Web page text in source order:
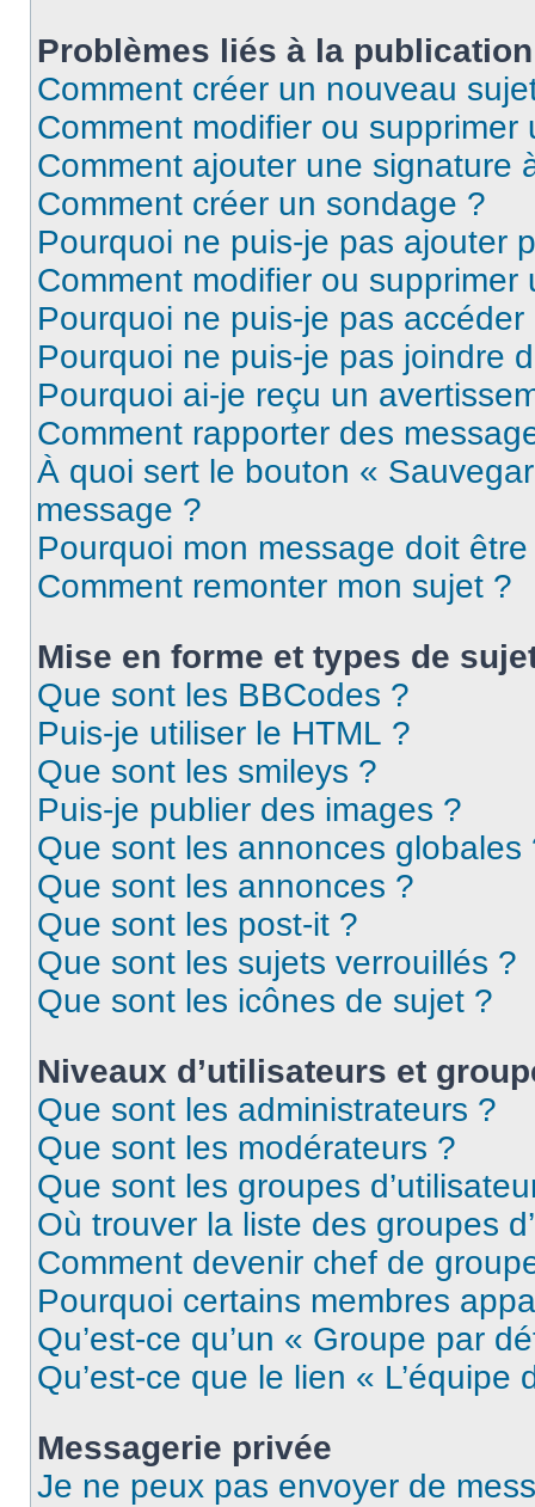
Problèmes liés à la
Comment créer un nouveau
Comment modifier ou supprimer
Comment ajouter une signature
Comment créer un sondage ?
Pourquoi ne puis-je pas ajouter
Comment modifier ou supprimer
Pourquoi ne puis-je pas
Pourquoi ne puis-je pas joindre
Pourquoi ai-je reçu un
Comment rapporter des
À quoi sert le bouton «
message ?
Pourquoi mon message doit
Comment remonter mon sujet ?
Mise en forme et types de
Que sont les BBCodes ?
Puis-je utiliser le HTML ?
Que sont les smileys ?
Puis-je publier des images ?
Que sont les annonces globales
Que sont les annonces ?
Que sont les post-it ?
Que sont les sujets verrouillés ?
Que sont les icônes de sujet ?
Niveaux d’utilisateurs et
Que sont les administrateurs ?
Que sont les modérateurs ?
Que sont les groupes
Où trouver la liste des groupes
Comment devenir chef de
Pourquoi certains membres
Qu’est-ce qu’un « Groupe par
Qu’est-ce que le lien « L’équipe
Messagerie privée
Je ne peux pas envoyer de